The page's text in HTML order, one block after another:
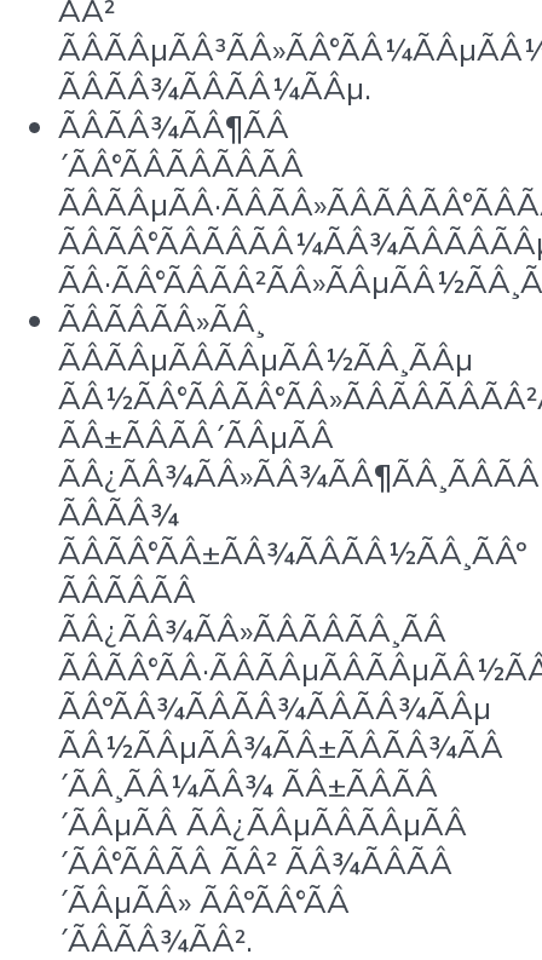
ÃÂ²
ÃÂÃÂ¾ÃÂÃÂ¼ÃÂµ.
ÃÂÃÂ¾ÃÂ¶ÃÂ
´ÃÂ°ÃÂÃÂÃÂÃÂ
ÃÂÃÂÃÂ»ÃÂ¸
ÃÂÃÂµÃÂÃÂµÃÂ½ÃÂ¸ÃÂµ
ÃÂ±ÃÂÃÂ´ÃÂµÃÂ
ÃÂÃÂ¾
ÃÂÃÂ°ÃÂ±ÃÂ¾ÃÂÃÂ½ÃÂ¸ÃÂº
ÃÂÃÂÃÂ
ÃÂ¿ÃÂ¾ÃÂ»ÃÂÃÂÃÂ¸ÃÂ
ÃÂºÃÂ¾ÃÂÃÂ¾ÃÂÃÂ¾ÃÂµ
ÃÂ½ÃÂµÃÂ¾ÃÂ±ÃÂÃÂ¾ÃÂ
´ÃÂ¸ÃÂ¼ÃÂ¾ ÃÂ±ÃÂÃÂ
´ÃÂµÃÂ ÃÂ¿ÃÂµÃÂÃÂµÃÂ
´ÃÂ°ÃÂÃÂ ÃÂ² ÃÂ¾ÃÂÃÂ
´ÃÂµÃÂ» ÃÂºÃÂ°ÃÂ
´ÃÂÃÂ¾ÃÂ².